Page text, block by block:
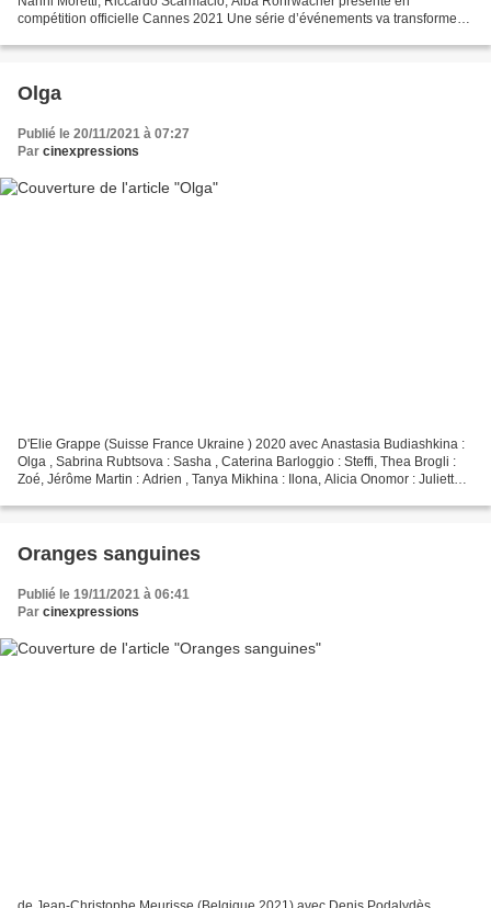
compétition officielle Cannes 2021 Une série d’événements va transformer
Olga
Publié le 20/11/2021 à 07:27
Par cinexpressions
D'Elie Grappe (Suisse France Ukraine ) 2020 avec Anastasia Budiashkina :
Olga , Sabrina Rubtsova : Sasha , Caterina Barloggio : Steffi, Thea Brogli :
Zoé, Jérôme Martin : Adrien , Tanya Mikhina : Ilona, Alicia Onomor : Juliette ,
Oranges sanguines
Publié le 19/11/2021 à 06:41
Par cinexpressions